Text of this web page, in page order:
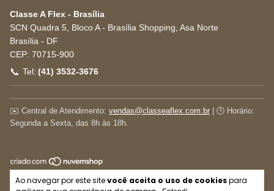
Ao navegar por este sitevocê aceita o uso de cookiespara
Classe A Flex - Brasília
SCN Quadra 5, Bloco A - Brasília Shopping, Asa Norte
Brasília - DF
CEP: 70715-900
📞 Tel: (41) 3532-3676
✉️ Central de Atendimento: vendas@classeaflex.com.br | 🕒 Horário:
Segunda a Sexta, das 8h às 18h.
Copyright Classe A Flex | Conformidade com a NR-17 e